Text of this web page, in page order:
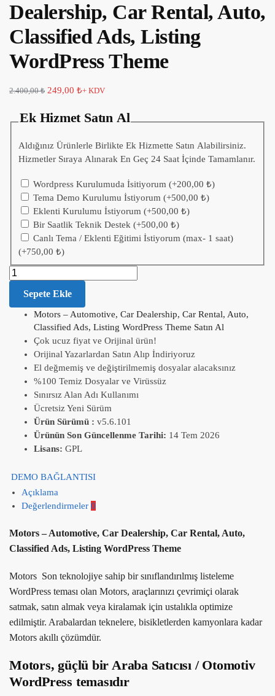
Dealership, Car Rental, Auto,
Classified Ads, Listing
WordPress Theme
2.400,00₺ 249,00 ₺+ KDV
Ek Hizmet Satın Al
Aldığınız Ürünlerle Birlikte Ek Hizmette Satın Alabilirsiniz.
Hizmetler Sıraya Alınarak En Geç 24 Saat İçinde Tamamlanır.
Wordpress Kurulumuda İsitiyorum(+200,00₺)
Tema Demo Kurulumu İstiyorum(+500,00₺)
Eklenti Kurulumu İstiyorum(+500,00₺)
Bir Saatlik Teknik Destek(+500,00₺)
Canlı Tema / Eklenti Eğitimi İstiyorum (max- 1 saat)
(+750,00₺)
Sepete Ekle
Motors – Automotive, Car Dealership, Car Rental, Auto,
Classified Ads, Listing WordPress Theme Satın Al
Çok ucuz fiyat ve Orijinal ürün!
Orijinal Yazarlardan Satın Alıp İndiriyoruz
El değmemiş ve değiştirilmemiş dosyalar alacaksınız
%100 Temiz Dosyalar ve Virüssüz
Sınırsız Alan Adı Kullanımı
Ücretsiz Yeni Sürüm
Ürün Sürümü : v5.6.101
Ürünün Son Güncellenme Tarihi: 14 Tem 2026
Lisans: GPL
DEMO BAĞLANTISI
Açıklama
Değerlendirmeler 0
Motors – Automotive, Car Dealership, Car Rental, Auto,
Classified Ads, Listing WordPress Theme
Motors Son teknolojiye sahip bir sınıflandırılmış listeleme
WordPress teması olan Motors, araçlarınızı çevrimiçi olarak
satmak, satın almak veya kiralamak için ustalıkla optimize
edilmiştir. Arabalardan teknelere, bisikletlerden kamyonlara kadar
Motors akıllı çözümdür.
Motors, güçlü bir Araba Satıcısı / Otomotiv
WordPress temasıdır